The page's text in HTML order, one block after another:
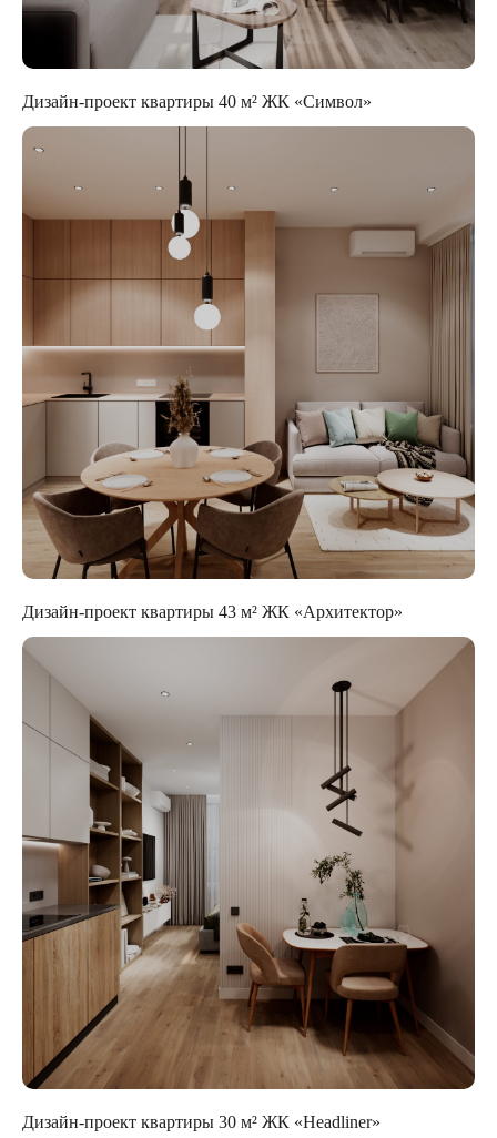
Дизайн-проект квартиры 40 м² ЖК «Символ»
Дизайн-проект квартиры 43 м² ЖК «Архитектор»
Дизайн-проект квартиры 30 м² ЖК «Headliner»